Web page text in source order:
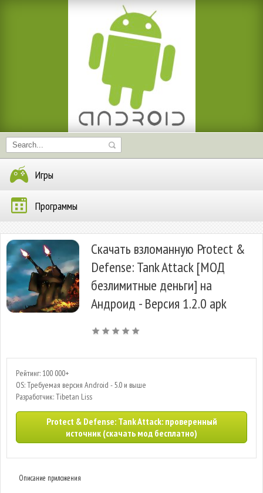
Игры
Программы
Скачать взломанную Protect &
Defense: Tank Attack [МОД
безлимитные деньги] на
Андроид - Версия 1.2.0 apk
Рейтинг: 100 000+
OS: Требуемая версия Android - 5.0 и выше
Разработчик: Tibetan Liss
Protect & Defense: Tank Attack: проверенный
источник (скачать мод бесплатно)
Описание приложения